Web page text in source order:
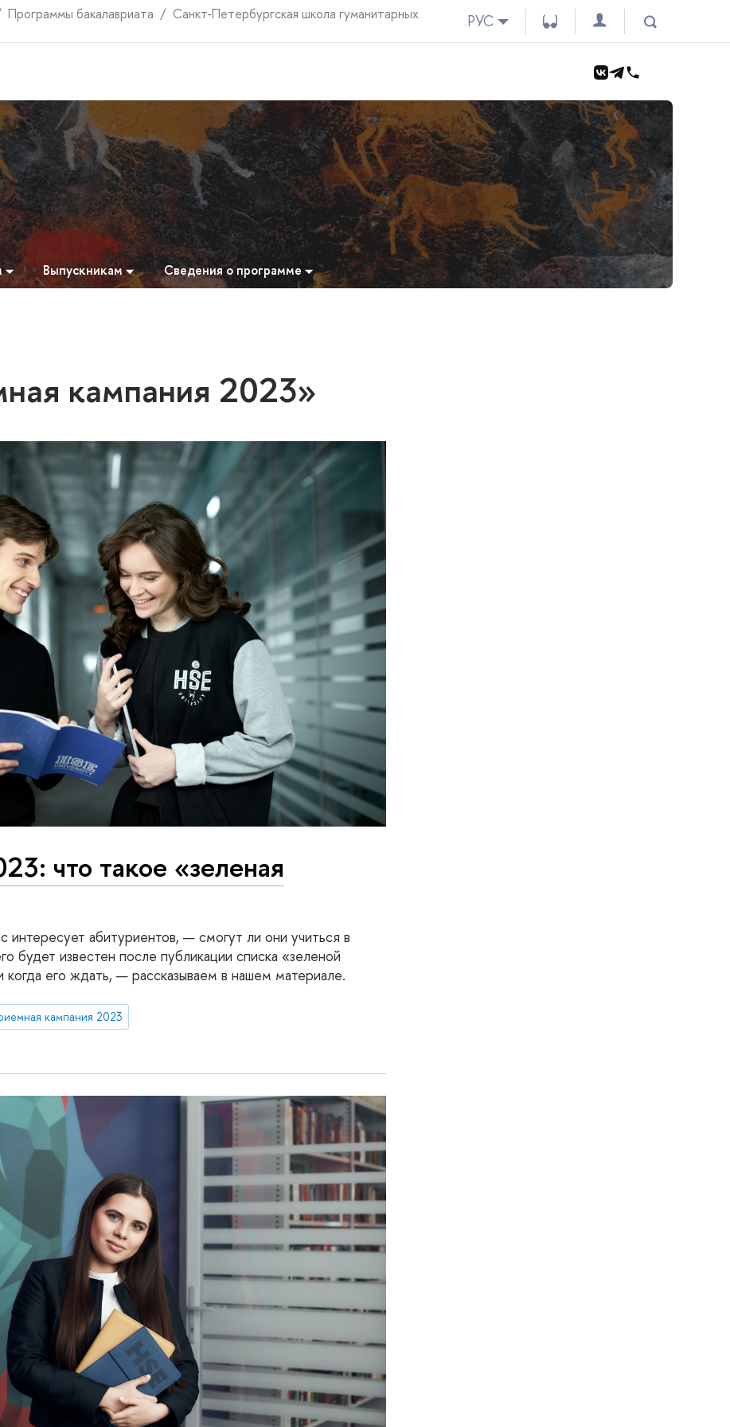
Программы бакалавриата
Санкт-Петербургская школа гуманитарных
РУС
Выпускникам Сведения о программе
кампания 2023»
что такое «зеленая
интересует абитуриентов, — смогут ли они учиться в
будет известен после публикации списка «зеленой
его ждать, — рассказываем в нашем материале.
кампания 2023